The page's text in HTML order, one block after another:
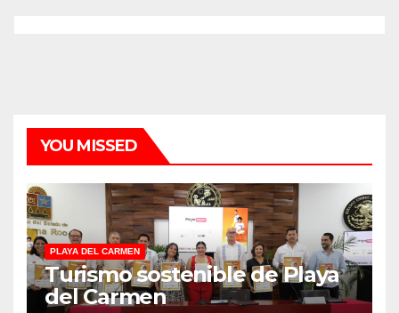
YOU MISSED
PLAYA DEL CARMEN
Turismo sostenible de Playa
del Carmen